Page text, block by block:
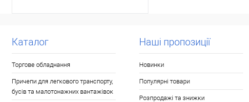
Каталог
Торгове обладнання
Причепи для легкового транспорту,
бусів та малотонажних вантажівок
Наші пропозиції
Новинки
Популярні товари
Розпродажі та знижки